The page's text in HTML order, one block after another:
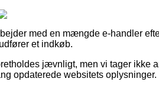
med en mængde e-handler
et indkøb.
jævnligt, men vi tager ikke
opdaterede websitets oplysninger.